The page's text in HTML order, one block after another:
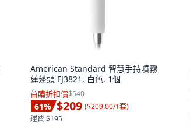
American Standard 智慧手持噴霧
蓮蓬頭 FJ3821, 白色, 1個
首購折扣價$540
61% $209 ($209.00/1套)
運費 $195